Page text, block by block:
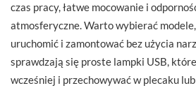
czas pracy, łatwe mocowanie i
atmosferyczne. Warto wybierać
uruchomić i zamontować bez użycia
sprawdzają się proste lampki USB,
wcześniej i przechowywać w plecaku